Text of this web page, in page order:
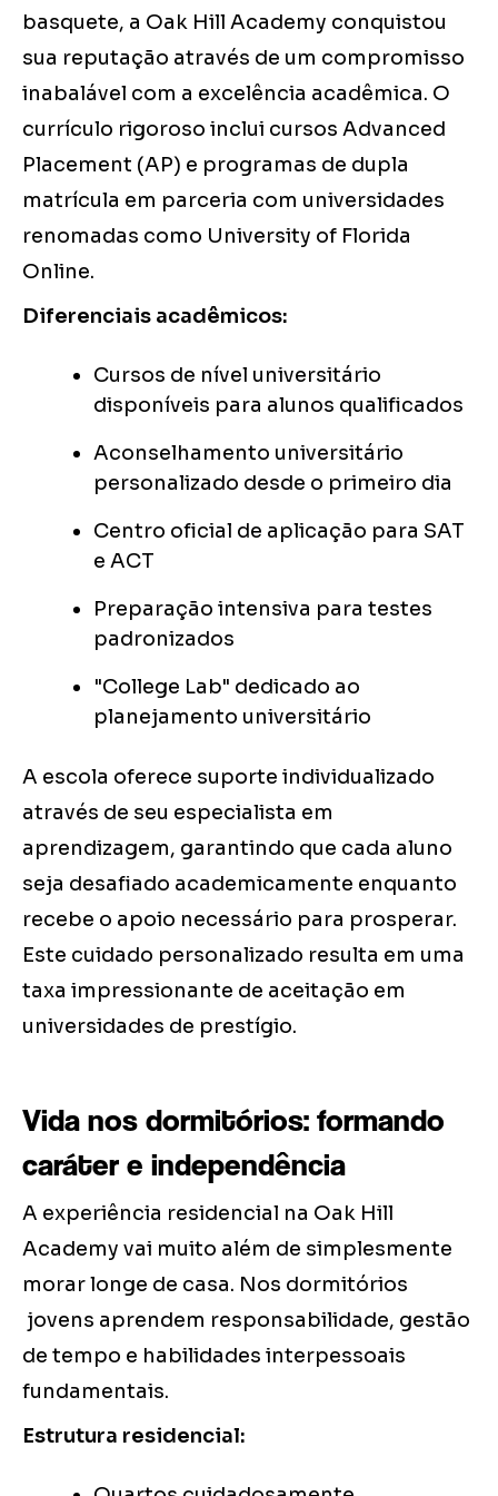
basquete, a Oak Hill Academy conquistou
sua reputação através de um compromisso
inabalável com a excelência acadêmica. O
currículo rigoroso inclui cursos Advanced
Placement (AP) e programas de dupla
matrícula em parceria com universidades
renomadas como University of Florida
Online.
Diferenciais acadêmicos:
Cursos de nível universitário
disponíveis para alunos qualificados
Aconselhamento universitário
personalizado desde o primeiro dia
Centro oficial de aplicação para SAT
e ACT
Preparação intensiva para testes
padronizados
"College Lab" dedicado ao
planejamento universitário
A escola oferece suporte individualizado
através de seu especialista em
aprendizagem, garantindo que cada aluno
seja desafiado academicamente enquanto
recebe o apoio necessário para prosperar.
Este cuidado personalizado resulta em uma
taxa impressionante de aceitação em
universidades de prestígio.
Vida nos dormitórios: formando
caráter e independência
A experiência residencial na Oak Hill
Academy vai muito além de simplesmente
morar longe de casa. Nos dormitórios
jovens aprendem responsabilidade, gestão
de tempo e habilidades interpessoais
fundamentais.
Estrutura residencial: